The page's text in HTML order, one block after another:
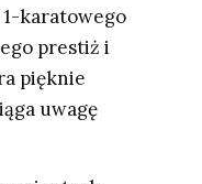
karatowego
prestiż i
pięknie
uwagę